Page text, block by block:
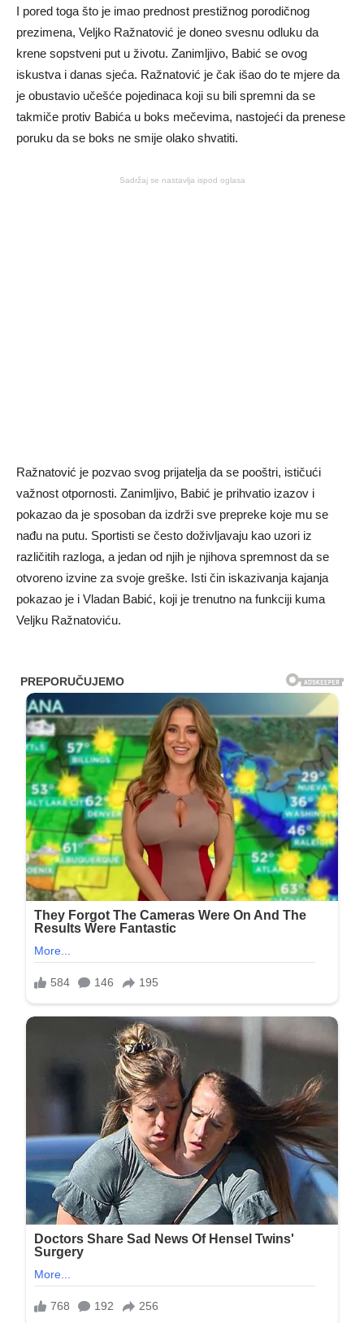
I pored toga što je imao prednost prestižnog porodičnog
prezimena, Veljko Ražnatović je doneo svesnu odluku da
krene sopstveni put u životu. Zanimljivo, Babić se ovog
iskustva i danas sjeća. Ražnatović je čak išao do te mjere da
je obustavio učešće pojedinaca koji su bili spremni da se
takmiče protiv Babića u boks mečevima, nastojeći da prenese
poruku da se boks ne smije olako shvatiti.
Sadržaj se nastavlja ispod oglasa
Ražnatović je pozvao svog prijatelja da se pooštri, ističući
važnost otpornosti. Zanimljivo, Babić je prihvatio izazov i
pokazao da je sposoban da izdrži sve prepreke koje mu se
nađu na putu. Sportisti se često doživljavaju kao uzori iz
različitih razloga, a jedan od njih je njihova spremnost da se
otvoreno izvine za svoje greške. Isti čin iskazivanja kajanja
pokazao je i Vladan Babić, koji je trenutno na funkciji kuma
Veljku Ražnatoviću.